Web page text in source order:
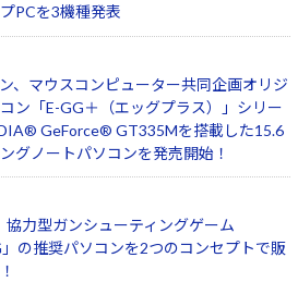
PCを3機種発表
、マウスコンピューター共同企画オリジ
ン「E-GG＋（エッグプラス）」シリー
GeForce® GT335Mを搭載した15.6
グノートパソコンを発売開始！
協力型ガンシューティングゲーム
」の推奨パソコンを2つのコンセプトで販